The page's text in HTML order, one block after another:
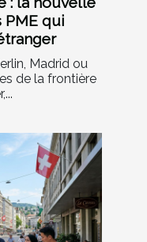
qui
Madrid ou
de la frontière